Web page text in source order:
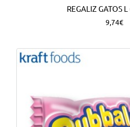
REGALIZ GATOS
9,74€